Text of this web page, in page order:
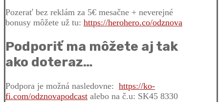
Pozerať bez reklám za 5€ mesačne + neverejné
bonusy môžete už tu: https://herohero.co/odznova
Podporiť ma môžete aj tak
ako doteraz…
Podpora je možná nasledovne: https://ko-
fi.com/odznovapodcast alebo na č.u: SK45 8330